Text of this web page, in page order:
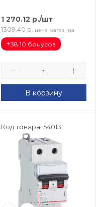
1 270.12 р./шт
1309.40 р. цена магазина
+38.10 бонусов
В корзину
Код товара: 54013